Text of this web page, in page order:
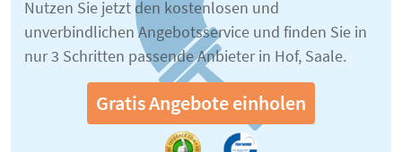
Nutzen Sie jetzt den kostenlosen und
unverbindlichen Angebotsservice und finden Sie in
nur 3 Schritten passende Anbieter in Hof, Saale.
Gratis Angebote einholen